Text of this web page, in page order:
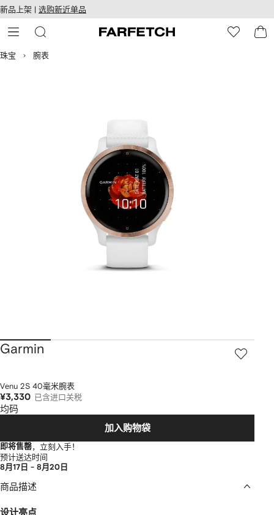
至
内
障碍网络
设
新品上架 | 选购新近单品
珠宝 腕表
Garmin
Venu 2S 40毫米腕表
¥3,330 已含进口关税
均码
加入购物袋
即将售罄，立刻入手！
预计送达时间
8月17日 - 8月20日
商品描述
设计亮点